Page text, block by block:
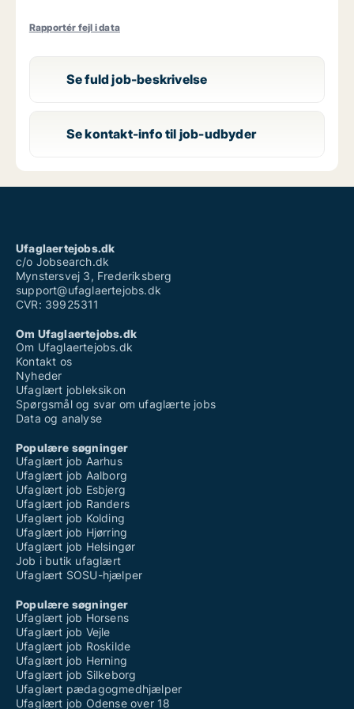
Rapportér fejl i data
Se fuld job-beskrivelse
Se kontakt-info til job-udbyder
Ufaglaertejobs.dk
c/o Jobsearch.dk
Mynstersvej 3, Frederiksberg
support@ufaglaertejobs.dk
CVR: 39925311
Om Ufaglaertejobs.dk
Om Ufaglaertejobs.dk
Kontakt os
Nyheder
Ufaglært jobleksikon
Spørgsmål og svar om ufaglærte jobs
Data og analyse
Populære søgninger
Ufaglært job Aarhus
Ufaglært job Aalborg
Ufaglært job Esbjerg
Ufaglært job Randers
Ufaglært job Kolding
Ufaglært job Hjørring
Ufaglært job Helsingør
Job i butik ufaglært
Ufaglært SOSU-hjælper
Populære søgninger
Ufaglært job Horsens
Ufaglært job Vejle
Ufaglært job Roskilde
Ufaglært job Herning
Ufaglært job Silkeborg
Ufaglært pædagogmedhjælper
Ufaglært job Odense over 18